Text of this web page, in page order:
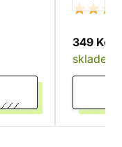
349 Kč
skladem